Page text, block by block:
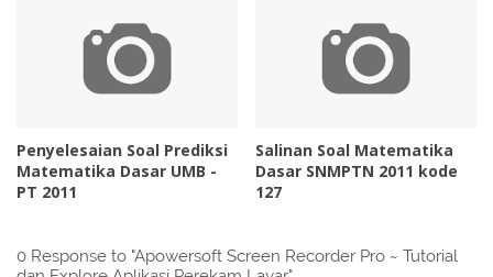
Penyelesaian Soal Prediksi
Matematika Dasar UMB -
PT 2011
Salinan Soal Matematika
Dasar SNMPTN 2011 kode
127
0 Response to "Apowersoft Screen Recorder Pro ~ Tutorial